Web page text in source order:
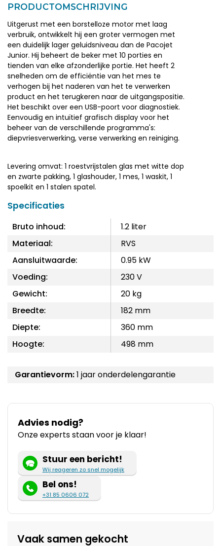
PRODUCTOMSCHRIJVING
Uitgerust met een borstelloze motor met laag
verbruik, ontwikkelt hij een groter vermogen met
een duidelijk lager geluidsniveau dan de Pacojet
Junior. Hij beheert de beker met 10 porties en
tienden van elke afzonderlijke portie. Het heeft 2
snelheden om de efficiëntie van het mes te
verhogen bij het naderen van het te verwerken
product en het terugkeren naar de uitgangspositie.
Het beschikt over een USB-poort voor diagnostiek.
Eenvoudig en intuïtief grafisch display voor het
beheer van de verschillende programma's:
diepvriesverwerking, verse verwerking en reiniging.
Levering omvat: 1 roestvrijstalen glas met witte dop
en zwarte pakking, 1 glashouder, 1 mes, 1 waskit, 1
spoelkit en 1 stalen spatel.
Specificaties
Bruto inhoud:
1.2 liter
Materiaal:
RVS
Aansluitwaarde:
0.95 kW
Voeding:
230 V
Gewicht:
20 kg
Breedte:
182 mm
Diepte:
360 mm
Hoogte:
498 mm
Garantievorm:1 jaar onderdelengarantie
Advies nodig?
Onze experts staan voor je klaar!
Stuur een bericht!
Wij reageren zo snel mogelijk
Bel ons!
+31 85 0606 072
Vaak samen gekocht